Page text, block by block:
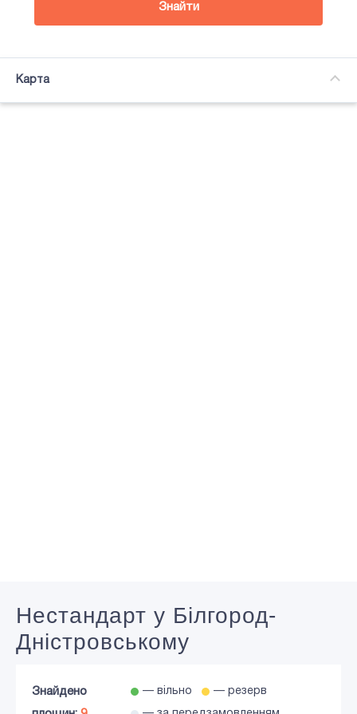
Підсвітка
Знайти
Карта
Нестандарт у Білгород-
Дністровському
Знайдено
— вільно — резерв